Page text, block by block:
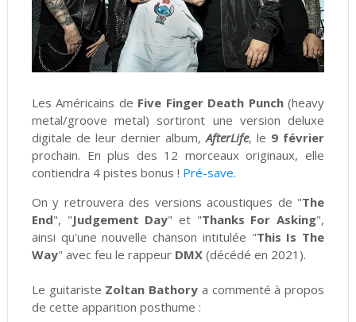
Les Américains de Five Finger Death Punch(heavy
metal/groove metal) sortiront une version deluxe
digitale de leur dernier album,AfterLife, le 9 février
prochain. En plus des 12 morceaux originaux, elle
contiendra 4 pistes bonus ! Pré-save.
On y retrouvera des versions acoustiques de "The
End", "Judgement Day" et "Thanks For Asking",
ainsi qu'une nouvelle chanson intitulée "This Is The
Way" avec feu le rappeur DMX(décédé en 2021).
Le guitariste Zoltan Bathory a commenté à propos
de cette apparition posthume :